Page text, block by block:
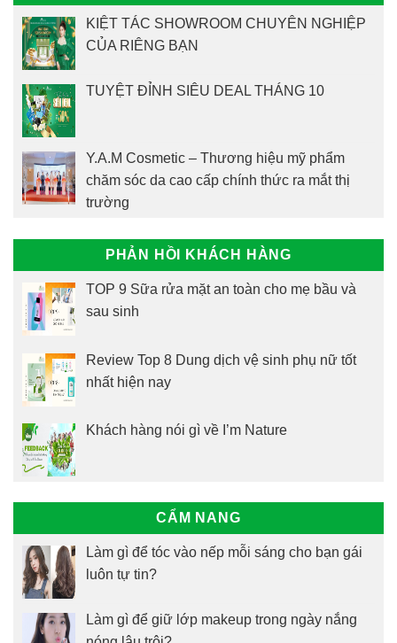
KIỆT TÁC SHOWROOM CHUYÊN NGHIỆP
CỦA RIÊNG BẠN
TUYỆT ĐỈNH SIÊU DEAL THÁNG 10
Y.A.M Cosmetic – Thương hiệu mỹ phẩm
chăm sóc da cao cấp chính thức ra mắt thị
trường
PHẢN HỒI KHÁCH HÀNG
TOP 9 Sữa rửa mặt an toàn cho mẹ bầu và
sau sinh
Review Top 8 Dung dịch vệ sinh phụ nữ tốt
nhất hiện nay
Khách hàng nói gì về I’m Nature
CẨM NANG
Làm gì để tóc vào nếp mỗi sáng cho bạn gái
luôn tự tin?
Làm gì để giữ lớp makeup trong ngày nắng